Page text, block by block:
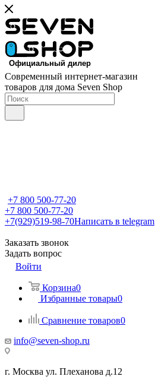
Современный интернет-магазин
товаров для дома Seven Shop
+7 800 500-77-20
+7 800 500-77-20
+7(929)519-98-70Написать в telegram
Заказать звонок
Задать вопрос
Войти
Корзина0
Избранные товары0
Сравнение товаров0
info@seven-shop.ru
г. Москва ул. Плеханова д.12